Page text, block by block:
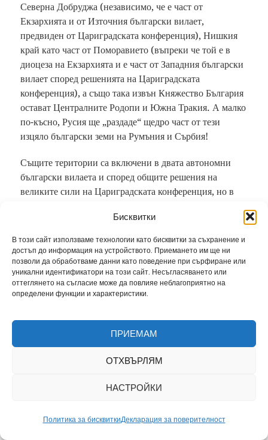
Бисквитки
В този сайт използваме технологии като бисквитки за съхранение и
достъп до информация на устройството. Приемането им ще ни
позволи да обработваме данни като поведение при сърфиране или
уникални идентификатори на този сайт. Несъгласяването или
оттеглянето на съгласие може да повлияе неблагоприятно на
определени функции и характеристики.
ПРИЕМАМ
ОТХВЪРЛЯМ
НАСТРОЙКИ
Политика за бисквиткиДекларация за поверителност
Северна Добруджа (независимо, че е част от
Екзархията и от Източния български вилает,
предвиден от Цариградската конференция), Нишкия
край като част от Поморавието (въпреки че той е в
диоцеза на Екзархията и е част от Западния български
вилает според решенията на Цариградската
конференция), а също така извън Княжество България
остават Централните Родопи и Южна Тракия. А малко
по-късно, Русия ще „раздаде“ щедро част от тези
изцяло български земи на Румъния и Сърбия!
Същите територии са включени в двата автономни
български вилаета и според общите решения на
великите сили на Цариградската конференция, но в
вътрешната линия север-юг, разделяща признатите от
султана и от великите сили през 1876 г. български
земи на две части – източна и западна. Това
отклонение от общите договорености в Цариград, не
се харесва на Великобритания и на Австро-Унгария. И
нека да си кажем – това е така, не защото мразят
и се опасяват, от създаването на една голяма държава
или територия, изцяло под руско управление, на
крачка от Босфора и Проливите. Още повече, тези
руски намерения са известни от поне един век!
Историкът проф. Петко Ст. Петков пише: